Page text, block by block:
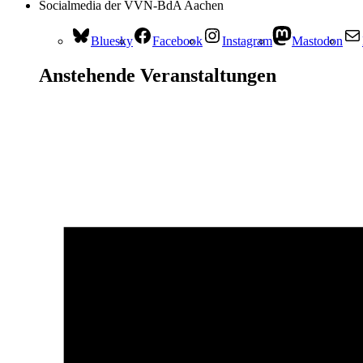
Socialmedia der VVN-BdA Aachen
Bluesky Facebook Instagram Mastodon
Anstehende Veranstaltungen